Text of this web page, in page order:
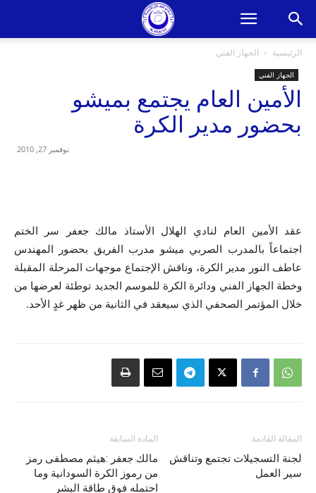
الرئيسية الجهاز الفني
الجهاز الفني
الأمين العام يجتمع بميشو
بحضور مدير الكرة
نوفمبر 27, 2010
عقد الأمين العام لنادي الهلال الأستاذ مالك جعفر سر الختم
اجتماعاً بالمدرب الصربي ميشو مدرب الفريق بحضور المهندس
عاطف النور مدير الكرة، وناقش الإجتماع موجهات المرحلة المقبلة
وخطة الجهاز الفني ودائرة الكرة للموسم الجديد توطئة لعرضها من
خلال المؤتمر الصحفي الذي سيعقد في الثانية من ظهر غدٍ الأحد.
المادة السابقة
مالك جعفر :هيثم مصطفى رمز
من رموز الكرة السودانية وما
احتمله فوق طاقة البشر
المقالة القادمة
لجنة التسجيلات تجتمع وتناقش
سير العمل